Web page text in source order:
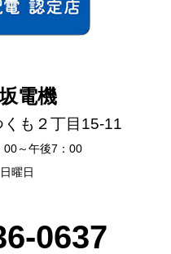
電機
も２丁目15-11
00～午後7：00
曜日
0637